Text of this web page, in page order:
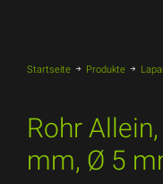
Startseite Produkte
Rohr
mm, Ø 5